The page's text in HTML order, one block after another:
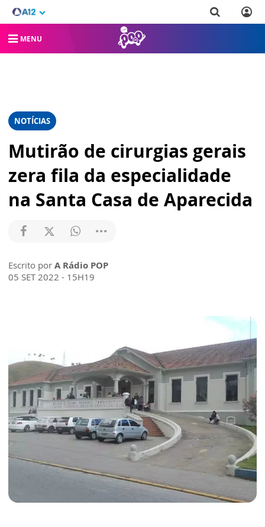
MENU
NOTÍCIAS
Mutirão de cirurgias gerais
zera fila da especialidade
na Santa Casa de Aparecida
Escrito por A Rádio POP
05 SET 2022 - 15H19